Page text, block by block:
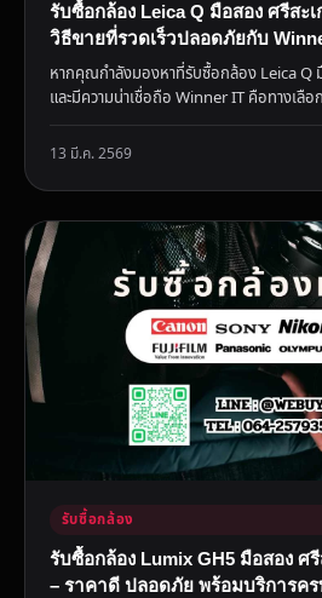
รับซื้อกล้อง Leica Q มือสอง ศรีสะ
วิธีขายที่รวดเร็วปลอดภัยกับ
หากคุณกำลังมองหาที่รับซื้อกล้อง Leica Q
และมีความน่าเชื่อถือ Winner IT คือทางเลื
13 มี.ค. 2569
รับซื้อกล้อง
รับซื้อกล้อง Lumix GH5 มือสอง ศ
– ราคาดี ปลอดภัย พร้อมบริการคร